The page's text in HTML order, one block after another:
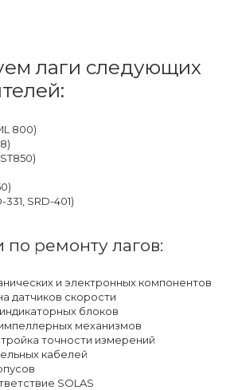
лаги следующих
800)
331, SRD-401)
ремонту лагов:
и электронных компонентов
датчиков скорости
блоков
механизмов
точности измерений
кабелей
SOLAS